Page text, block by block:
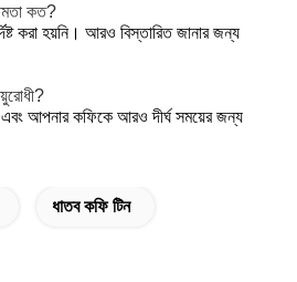
কত?
করা হয়নি। আরও বিস্তারিত জানার জন্য
এবং আপনার কফিকে আরও দীর্ঘ সময়ের জন্য
ধাতব কফি টিন